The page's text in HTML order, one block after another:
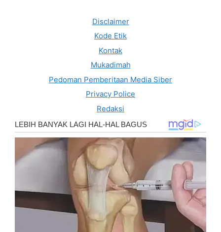
Disclaimer
Kode Etik
Kontak
Mukadimah
Pedoman Pemberitaan Media Siber
Privacy Police
Redaksi